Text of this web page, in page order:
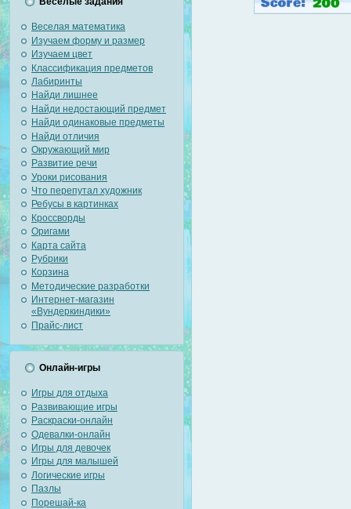
Веселая математика
Изучаем форму и размер
Изучаем цвет
Классификация предметов
Лабиринты
Найди лишнее
Найди недостающий предмет
Найди одинаковые предметы
Найди отличия
Окружающий мир
Развитие речи
Уроки рисования
Что перепутал художник
Ребусы в картинках
Кроссворды
Оригами
Карта сайта
Рубрики
Корзина
Методические разработки
Интернет-магазин
«Вундеркиндики»
Прайс-лист
Онлайн-игры
Игры для отдыха
Развивающие игры
Раскраски-онлайн
Одевалки-онлайн
Игры для девочек
Игры для малышей
Логические игры
Пазлы
Порешай-ка